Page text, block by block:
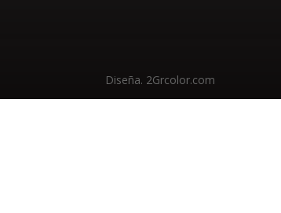
Diseña. 2Grcolor.com